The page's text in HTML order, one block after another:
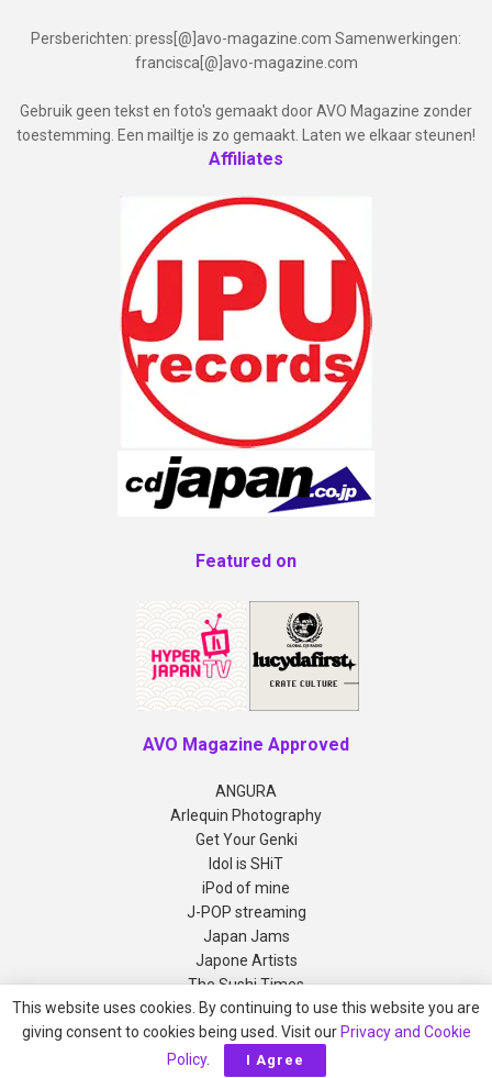
Persberichten: press[@]avo-magazine.com Samenwerkingen:
francisca[@]avo-magazine.com
Gebruik geen tekst en foto's gemaakt door AVO Magazine zonder
toestemming. Een mailtje is zo gemaakt. Laten we elkaar steunen!
Affiliates
Featured on
AVO Magazine Approved
ANGURA
Arlequin Photography
Get Your Genki
Idol is SHiT
iPod of mine
J-POP streaming
Japan Jams
Japone Artists
The Sushi Times
Copyright © 2012-2026 AVO Magazine
This website uses cookies. By continuing to use this website you are
giving consent to cookies being used. Visit our Privacy and Cookie
Policy. I Agree